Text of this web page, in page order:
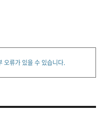
오류가 있을 수 있습니다.